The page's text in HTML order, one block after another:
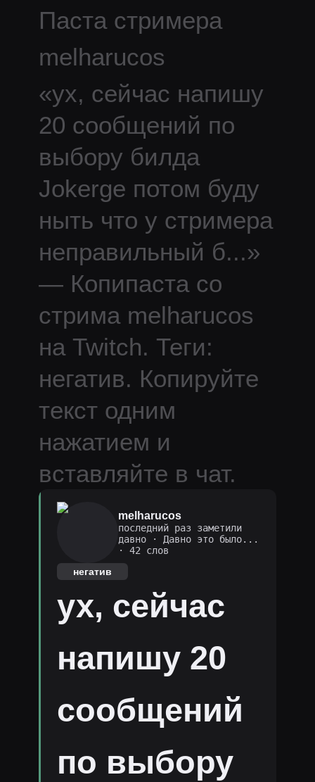
Паста стримера
melharucos
«ух, сейчас напишу
20 сообщений по
выбору билда
Jokerge потом буду
ныть что у стримера
неправильный б...»
— Копипаста со
стрима melharucos
на Twitch. Теги:
негатив. Копируйте
текст одним
нажатием и
вставляйте в чат.
melharucos
последний раз заметили
давно·
Давно это было...
· 42 слов
негатив
ух, сейчас
напишу 20
сообщений
по выбору